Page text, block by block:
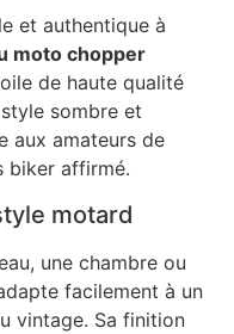
et authentique à
moto chopper
de haute qualité
sombre et
aux amateurs de
biker affirmé.
motard
une chambre ou
facilement à un
vintage. Sa finition